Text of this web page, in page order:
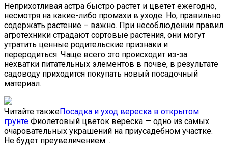
Неприхотливая астра быстро растет и цветет ежегодно,
несмотря на какие-либо промахи в уходе. Но, правильно
содержать растение – важно. При несоблюдении правил
агротехники страдают сортовые растения, они могут
утратить ценные родительские признаки и
переродиться. Чаще всего это происходит из-за
нехватки питательных элементов в почве, в результате
садоводу приходится покупать новый посадочный
материал.
Читайте такжеПосадка и уход вереска в открытом
грунте Фиолетовый цветок вереска — одно из самых
очаровательных украшений на приусадебном участке.
Не будет преувеличением…